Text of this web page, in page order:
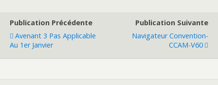
Publication Précédente
Avenant 3 Pas Applicable
Au 1er Janvier
Publication Suivante
Navigateur Convention-
CCAM-V60